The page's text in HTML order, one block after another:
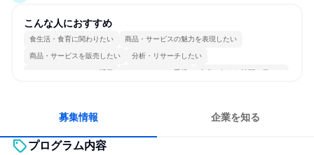
こんな人におすすめ
食生活・食育に関わりたい 商品・サービスの魅力を表現したい
商品・サービスを販売したい 分析・リサーチしたい
コミュニケーションが活発 チームワークを重視 自分の好きな時間で働ける
募集情報 企業を知る
プログラム内容